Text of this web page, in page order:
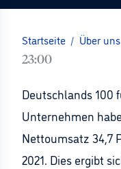
Startseite / Über uns
23:00
Deutschlands 100
Unternehmen
Nettoumsatz 34,7
2021. Dies ergibt